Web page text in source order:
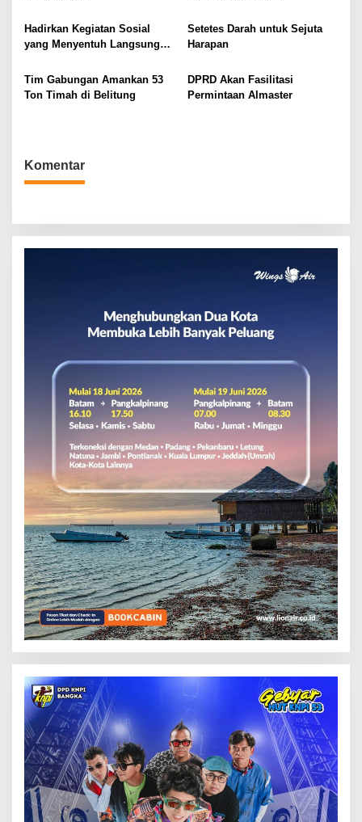
p
o
Hadirkan Kegiatan Sosial
yang Menyentuh Langsung
Setetes Darah untuk Sejuta
Harapan
Tim Gabungan Amankan 53
Ton Timah di Belitung
DPRD Akan Fasilitasi
Permintaan Almaster
Komentar